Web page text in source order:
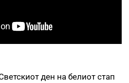
ден на белиот стап